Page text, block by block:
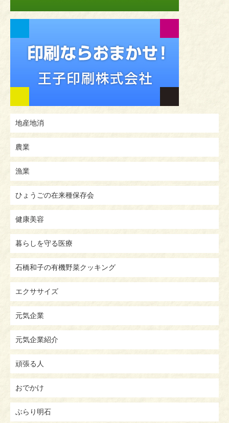
地産地消
農業
漁業
ひょうごの在来種保存会
健康美容
暮らしを守る医療
石橋和子の有機野菜クッキング
エクササイズ
元気企業
元気企業紹介
頑張る人
おでかけ
ぶらり明石